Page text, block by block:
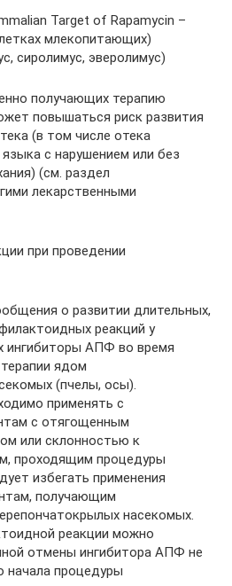
Target of Rapamycin –
млекопитающих)
сиролимус, эверолимус)
получающих терапию
повышаться риск развития
(в том числе отека
с нарушением или без
(см. раздел
лекарственными
при проведении
о развитии длительных,
реакций у
ингибиторы АПФ во время
ядом
(пчелы, осы).
применять с
с отягощенным
или склонностью к
проходящим процедуры
избегать применения
получающим
насекомых.
реакции можно
отмены ингибитора АПФ не
начала процедуры